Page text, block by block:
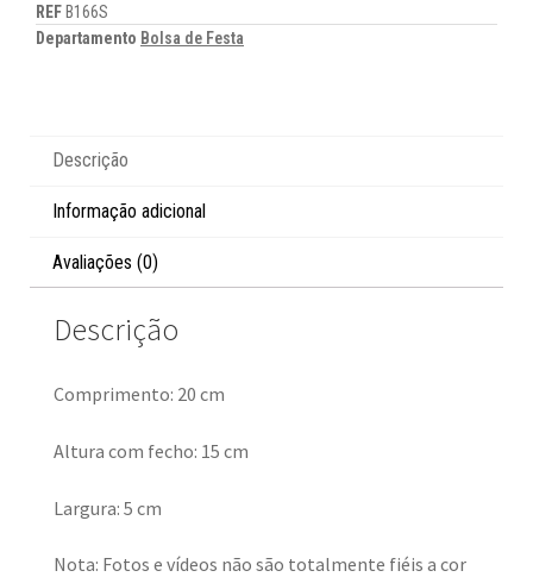
REF B166S
Departamento Bolsa de Festa
Descrição
Informação adicional
Avaliações (0)
Descrição
Comprimento: 20 cm
Altura com fecho: 15 cm
Largura: 5 cm
Nota: Fotos e vídeos não são totalmente fiéis a cor